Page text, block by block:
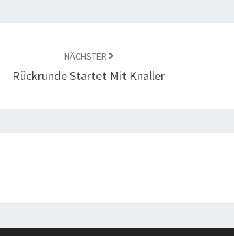
NÄCHSTER
Rückrunde Startet Mit Knaller